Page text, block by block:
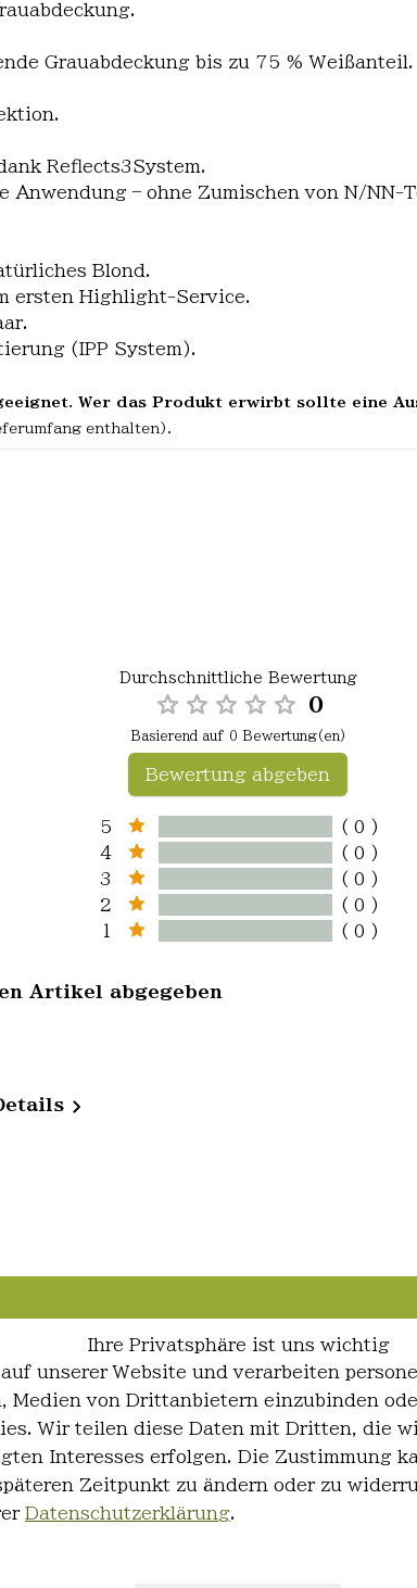
Grauabdeckung bis zu 75 % Weißanteil.
Reflects3System.
– ohne Zumischen von N/NN-
Blond.
ersten Highlight-Service.
(IPP System).
Wer das Produkt erwirbt sollte eine
enthalten).
Durchschnittliche Bewertung
0
Basierend auf 0 Bewertung(en)
Bewertung abgeben
5
( 0 )
4
( 0 )
3
( 0 )
2
( 0 )
1
( 0 )
Artikel abgegeben
Ihre Privatsphäre ist uns wichtig
unserer Website und verarbeiten
Medien von Drittanbietern einzubinden
Wir teilen diese Daten mit Dritten, die
Interesses erfolgen. Die Zustimmung
Zeitpunkt zu ändern oder zu
Datenschutzerklärung.